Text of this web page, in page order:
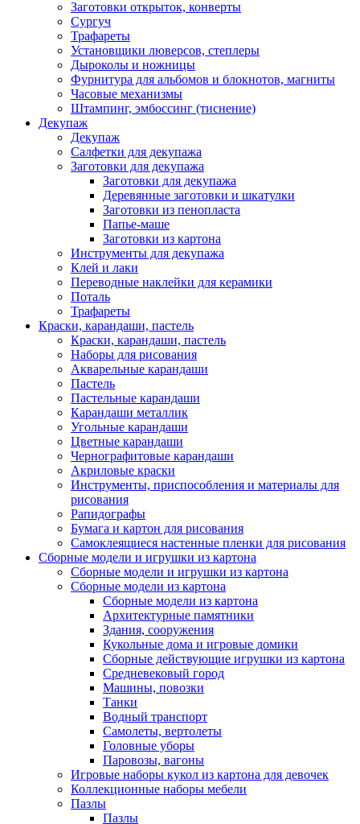
Заготовки открыток, конверты
Сургуч
Трафареты
Установщики люверсов, степлеры
Дыроколы и ножницы
Фурнитура для альбомов и блокнотов, магниты
Часовые механизмы
Штампинг, эмбоссинг (тиснение)
Декупаж
Декупаж
Салфетки для декупажа
Заготовки для декупажа
Заготовки для декупажа
Деревянные заготовки и шкатулки
Заготовки из пенопласта
Папье-маше
Заготовки из картона
Инструменты для декупажа
Клей и лаки
Переводные наклейки для керамики
Поталь
Трафареты
Краски, карандаши, пастель
Краски, карандаши, пастель
Наборы для рисования
Акварельные карандаши
Пастель
Пастельные карандаши
Карандаши металлик
Угольные карандаши
Цветные карандаши
Чернографитовые карандаши
Акриловые краски
Инструменты, приспособления и материалы для
рисования
Рапидографы
Бумага и картон для рисования
Самоклеящиеся настенные пленки для рисования
Сборные модели и игрушки из картона
Сборные модели и игрушки из картона
Сборные модели из картона
Сборные модели из картона
Архитектурные памятники
Здания, сооружения
Кукольные дома и игровые домики
Сборные действующие игрушки из картона
Средневековый город
Машины, повозки
Танки
Водный транспорт
Самолеты, вертолеты
Головные уборы
Паровозы, вагоны
Игровые наборы кукол из картона для девочек
Коллекционные наборы мебели
Пазлы
Пазлы